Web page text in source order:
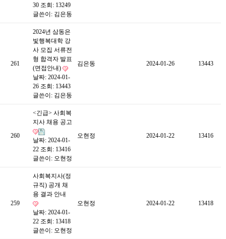
30 조회: 13249
글쓴이: 김은동
261
2024년 삼동은
빛행복대학 강
사 모집 서류전
형 합격자 발표
(면접안내)
날짜: 2024-01-
26 조회: 13443
글쓴이: 김은동
김은동 2024-01-26 13443
260
<긴급> 사회복
지사 채용 공고
날짜: 2024-01-
22 조회: 13416
글쓴이: 오현정
오현정 2024-01-22 13416
259
사회복지사(정
규직) 공개 채
용 결과 안내
날짜: 2024-01-
22 조회: 13418
글쓴이: 오현정
오현정 2024-01-22 13418